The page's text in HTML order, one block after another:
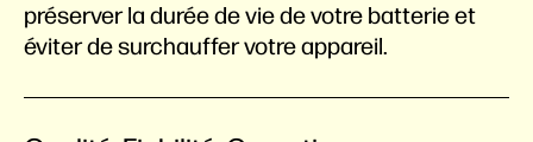
préserver la durée de vie de votre batterie et
éviter de surchauffer votre appareil.